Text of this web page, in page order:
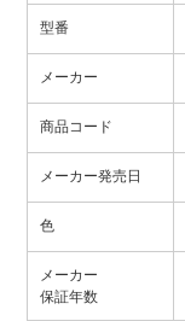
型番
メーカー
商品コード
メーカー発売日
色
メーカー
保証年数